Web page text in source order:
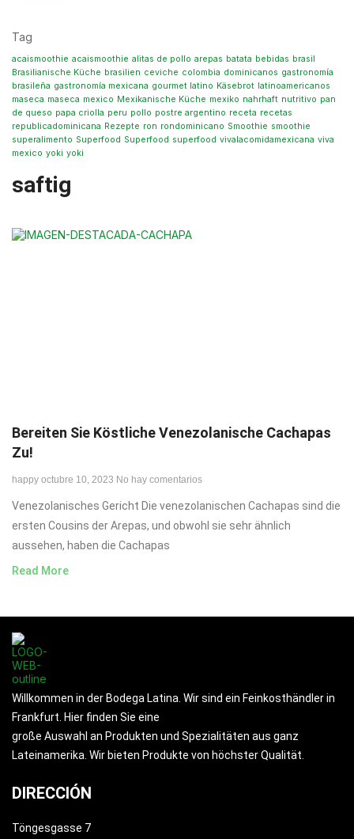
Tag
acaismoothie acaismoothie alitas de pollo arepas batata bebidas brasil
Brasilianische Küche brasilien ceviche colombia dominicanos gastronomía
brasileña gastronomía mexicana gourmet latino Käsebrot latinoamericanos
maseca maseca mexico Mexikanische Küche mexiko nahrhaft nutritivo pan
de queso papa criolla peru pollo postre argentino receta recetas
republicadominicana Rezepte ron rondominicano Smoothie smoothie
superalimento Superfood Superfood superfood vivalacomidamexicana viva
mexico yoki yoki
saftig
Bereiten Sie Köstliche Venezolanische Cachapas
Zu!
happy octubre 10, 2023 No hay comentarios
Venezolanisches Gericht Die venezolanischen Cachapas sind die
ersten Cousins der Arepas, und obwohl sie sehr ähnlich
aussehen, haben die Cachapas
Read More
Willkommen in der Bodega Latina. Wir sind ein Feinkosthändler in
Frankfurt. Hier finden Sie eine
große Auswahl an Produkten und Spezialitäten aus ganz
Lateinamerika. Wir bieten Produkte von höchster Qualität.
DIRECCIÓN
Töngesgasse 7